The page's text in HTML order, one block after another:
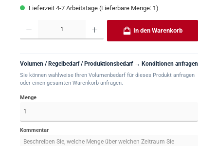
Lieferzeit 4-7 Arbeitstage (Lieferbare Menge: 1)
Produkt Anzahl: Gib den gewünschten Wert ein oder benutze die Schaltflächen
In den Warenkorb
Volumen / Regelbedarf / Produktionsbedarf → Konditionen anfragen
Sie können wahlweise Ihren Volumenbedarf für dieses Produkt anfragen
oder einen gesamten Warenkorb anfragen.
Menge
Kommentar